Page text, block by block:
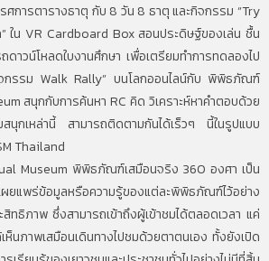
การตารางธาตุ กับ 8 วัน 8 ธาตุ และกิจกรรม “Try
ใน VR Cardboard Box สอนประดิษฐ์ของเล่น ชื้น
าวน์โหลดใบงานศึกษา เพื่อเตรียมทำการทดลองไป
กรรม Walk Rally” บนโลกออนไลน์กับ พิพิธภัณฑ์
สนุกกับการค้นหา RC คิด วิเคราะห์หาคำตอบด้วย
กเหล่านี้ สามารถติดตามกันได้เร็วๆ นี้ในรูปแบบ
Thailand
Museum พิพิธภัณฑ์เสมือนจริง 360 องศา เป็น
ยแพร่ข้อมูลหรือความรู้ของแต่ละพิพิธภัณฑ์ไว้อย่าง
ทธิภาพ ซึ่งสามารถเข้าถึงผู้เข้าชมได้ตลอดเวลา แค่
ห็นภาพเสมือนเดินทางไปชมด้วยตาตนเอง ทั้งยังเปิด